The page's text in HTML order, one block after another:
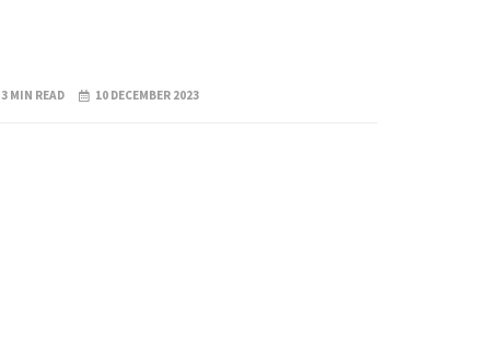
3 MIN READ 10 DECEMBER 2023